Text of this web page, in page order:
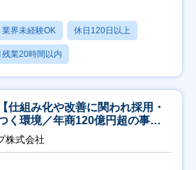
業界未経験OK 休日120日以上
残業20時間以内
仕組み化や改善に関われ採用・
く環境／年商120億円超の事業
株式会社